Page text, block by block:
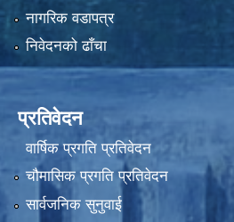
नागरिक वडापत्र
निवेदनको ढाँचा
प्रतिवेदन
वार्षिक प्रगति प्रतिवेदन
चौमासिक प्रगति प्रतिवेदन
सार्वजनिक सुनुवाई